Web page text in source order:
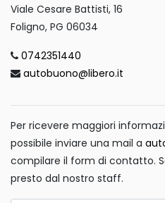
Viale Cesare Battisti, 16
Foligno, PG 06034
0742351440
autobuono@libero.it
Per ricevere maggiori
possibile inviare una mail a
compilare il form di contatto.
presto dal nostro staff.